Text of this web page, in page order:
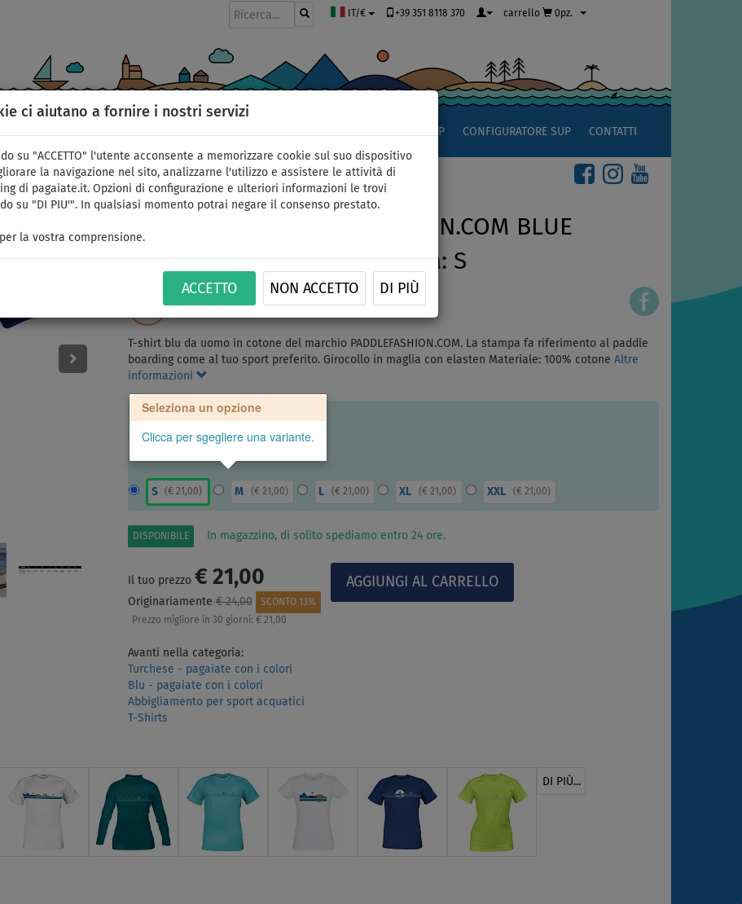
ci aiutano a fornire i nostri servizi
su "ACCETTO" l'utente acconsente a memorizzare cookie sul suo dispositivo
la navigazione nel sito, analizzarne l'utilizzo e assistere le attività di
di pagaiate.it. Opzioni di configurazione e ulteriori informazioni le trovi
su "DI PIU'". In qualsiasi momento potrai negare il consenso prestato.
la vostra comprensione.
ACCETTO NON ACCETTO DI PIÙ
IT/€ +39 351 8118 370 carrello 0pz.
APPROCCIO AL SUP CONFIGURATORE SUP CONTATTI
T-shirt uomo PADDLEFASHION.COM BLUE
cotone manica corta - taglia: S
T-shirt blu da uomo in cotone del marchio PADDLEFASHION.COM. La stampa fa riferimento al paddle
boarding come al tuo sport preferito. Girocollo in maglia con elasten Materiale: 100% cotone Altre
informazioni
Seleziona un opzione
Clicca per sgegliere una variante.
S (€ 21,00) M (€ 21,00) L (€ 21,00) XL (€ 21,00) XXL (€ 21,00)
DISPONIBILE In magazzino, di solito spediamo entro 24 ore.
Il tuo prezzo € 21,00
Originariamente€ 24,00
SCONTO 13%
Prezzo migliore in 30 giorni:€ 21,00
Avanti nella categoria:
Turchese - pagaiate con i colori
Blu - pagaiate con i colori
Abbigliamento per sport acquatici
T-Shirts
DI PIÙ...